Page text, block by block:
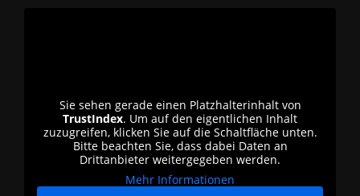
Sie sehen gerade einen Platzhalterinhalt von
TrustIndex. Um auf den eigentlichen Inhalt
zuzugreifen, klicken Sie auf die Schaltfläche unten.
Bitte beachten Sie, dass dabei Daten an
Drittanbieter weitergegeben werden.
Mehr Informationen